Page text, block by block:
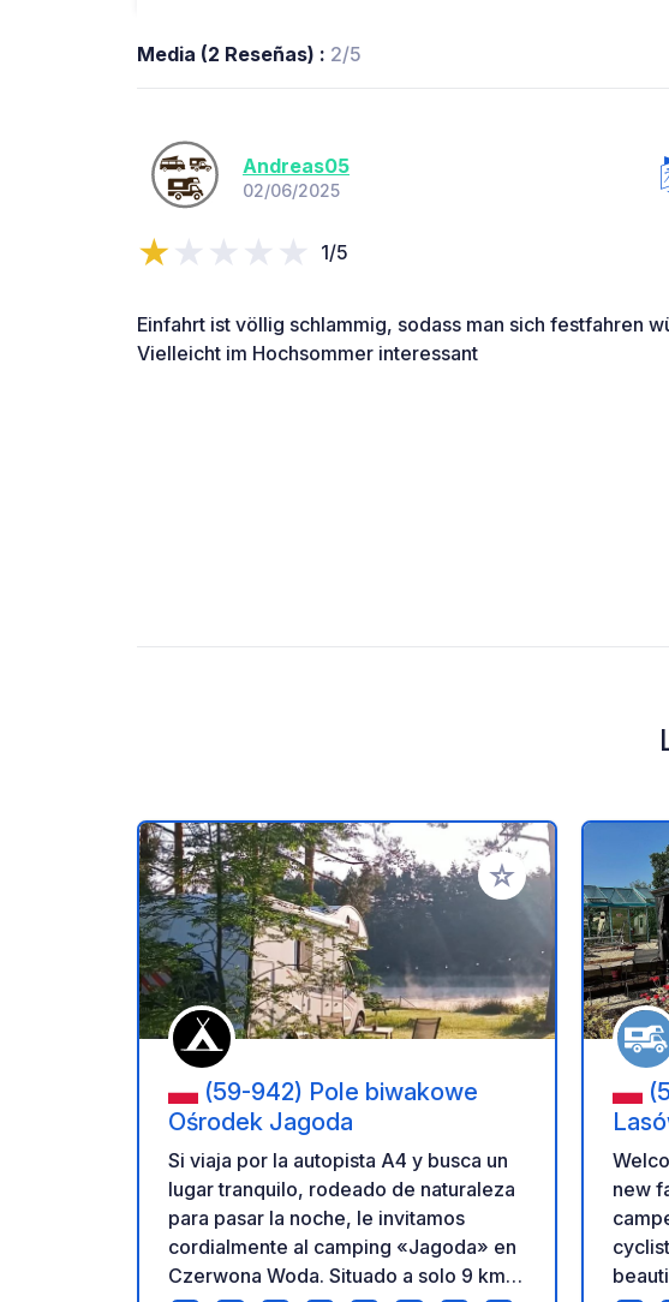
Media (2 Reseñas) : 2/5
Andreas05
02/06/2025
1/5
Einfahrt ist völlig schlammig, sodass man sich festfahren
Vielleicht im Hochsommer interessant
Añadir a tus favoritos
(59-942) Pole biwakowe
Ośrodek Jagoda
Si viaja por la autopista A4 y busca un
lugar tranquilo, rodeado de naturaleza
para pasar la noche, le invitamos
cordialmente al camping «Jagoda» en
Czerwona Woda. Situado a solo 9 km
new